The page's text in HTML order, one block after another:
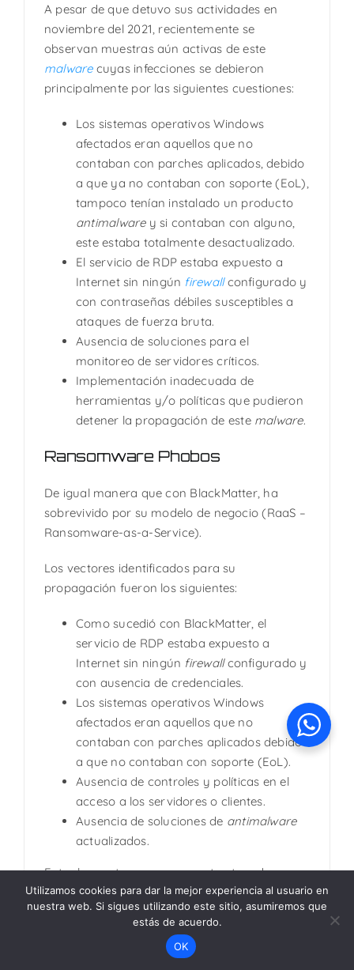
A pesar de que detuvo sus actividades en
noviembre del 2021, recientemente se
observan muestras aún activas de este
malwarecuyas infecciones se debieron
principalmente por las siguientes cuestiones:
Los sistemas operativos Windows
afectados eran aquellos que no
contaban con parches aplicados, debido
a que ya no contaban con soporte (EoL),
tampoco tenían instalado un producto
antimalwarey si contaban con alguno,
este estaba totalmente desactualizado.
El servicio de RDP estaba expuesto a
Internet sin ningún firewallconfigurado y
con contraseñas débiles susceptibles a
ataques de fuerza bruta.
Ausencia de soluciones para el
monitoreo de servidores críticos.
Implementación inadecuada de
herramientas y/o políticas que pudieron
detener la propagación de este malware.
Ransomware Phobos
De igual manera que con BlackMatter, ha
sobrevivido por su modelo de negocio (RaaS –
Ransomware-as-a-Service).
Los vectores identificados para su
propagación fueron los siguientes:
Como sucedió con BlackMatter, el
servicio de RDP estaba expuesto a
Internet sin ningún firewallconfigurado y
con ausencia de credenciales.
Los sistemas operativos Windows
afectados eran aquellos que no
contaban con parches aplicados debido
a que no contaban con soporte (EoL).
Ausencia de controles y políticas en el
acceso a los servidores o clientes.
Ausencia de soluciones de antimalware
actualizados.
Entre los sectores mayormente atacados por
ransomwarese encontraron:
Utilizamos cookies para dar la mejor experiencia al usuario en
nuestra web. Si sigues utilizando este sitio, asumiremos que
estás de acuerdo.
OK